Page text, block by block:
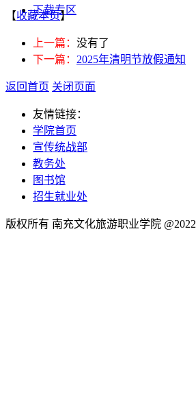
下载专区
【收藏本页】
上一篇： 没有了
下一篇： 2025年清明节放假通知
返回首页 关闭页面
友情链接：
学院首页
宣传统战部
教务处
图书馆
招生就业处
版权所有 南充文化旅游职业学院 @2022